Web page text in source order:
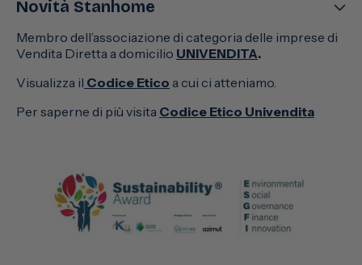
Novità Stanhome
Membro dell’associazione di categoria delle imprese di
Vendita Diretta a domicilio UNIVENDITA.
Visualizza il Codice Etico a cui ci atteniamo.
Per saperne di più visita Codice Etico Univendita